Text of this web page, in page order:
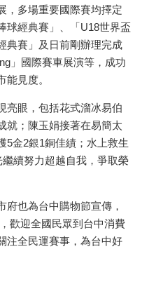
，多場重要國際賽均擇定
球經典賽」、「U18世界盃
典賽」及日前剛辦理完成
」國際賽車展演等，成功
見度。
亮眼，包括花式溜冰易伯
就；陳玉娟接著在易簡太
5金2銀1銅佳績；水上救生
續努力超越自我，爭取榮
也為台中購物節宣傳，
歡迎全國民眾到台中消費
注全民運賽事，為台中好